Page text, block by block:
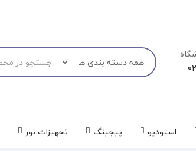
استودیو پیجینگ تجهیزات نور